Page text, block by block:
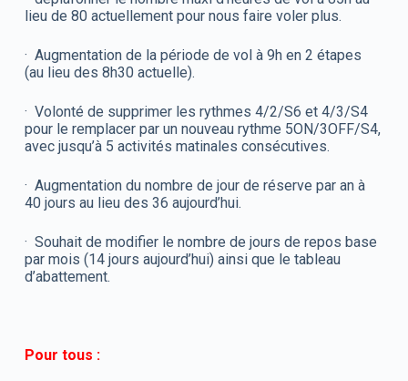
lieu de 80 actuellement pour nous faire voler plus.
· Augmentation de la période de vol à 9h en 2 étapes
(au lieu des 8h30 actuelle).
· Volonté de supprimer les rythmes 4/2/S6 et 4/3/S4
pour le remplacer par un nouveau rythme 5ON/3OFF/S4,
avec jusqu’à 5 activités matinales consécutives.
· Augmentation du nombre de jour de réserve par an à
40 jours au lieu des 36 aujourd’hui.
· Souhait de modifier le nombre de jours de repos base
par mois (14 jours aujourd’hui) ainsi que le tableau
d’abattement.
Pour tous :